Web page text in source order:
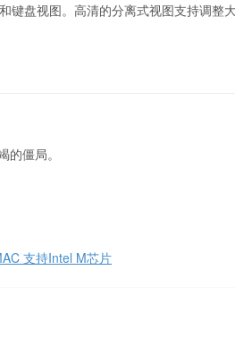
键盘视图。高清的分离式视图支持调整大
僵局。
支持Intel M芯片